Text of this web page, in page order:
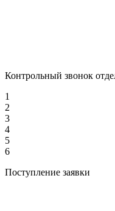
Контрольный звонок
1
2
3
4
5
6
Поступление заявки